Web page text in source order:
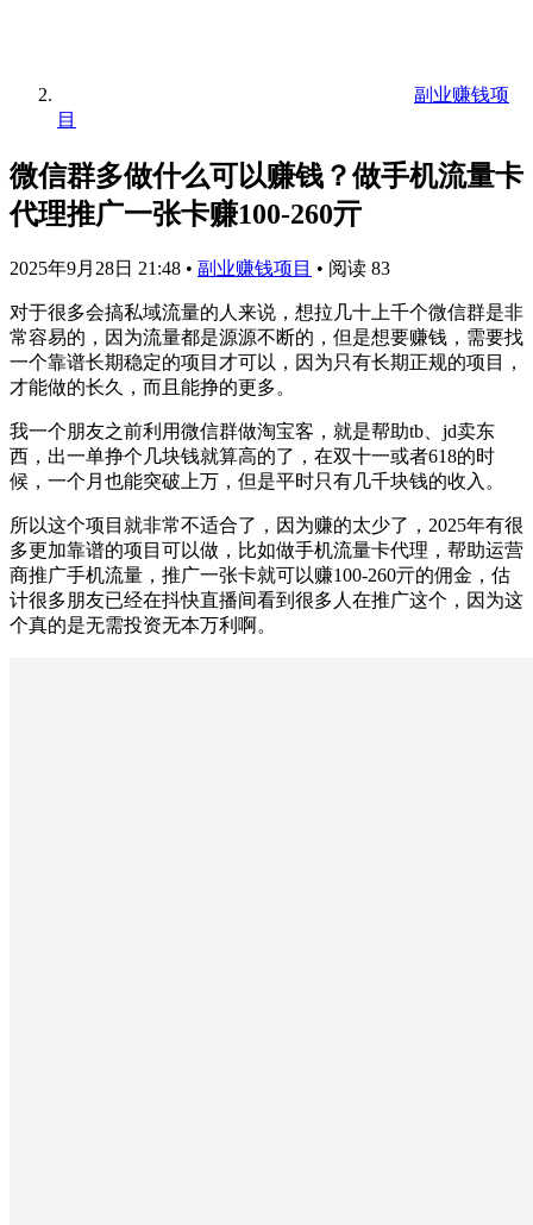
副业赚钱项
目
微信群多做什么可以赚钱？做手机流量卡
代理推广一张卡赚100-260亓
2025年9月28日 21:48 • 副业赚钱项目 • 阅读 83
对于很多会搞私域流量的人来说，想拉几十上千个微信群是非
常容易的，因为流量都是源源不断的，但是想要赚钱，需要找
一个靠谱长期稳定的项目才可以，因为只有长期正规的项目，
才能做的长久，而且能挣的更多。
我一个朋友之前利用微信群做淘宝客，就是帮助tb、jd卖东
西，出一单挣个几块钱就算高的了，在双十一或者618的时
候，一个月也能突破上万，但是平时只有几千块钱的收入。
所以这个项目就非常不适合了，因为赚的太少了，2025年有很
多更加靠谱的项目可以做，比如做手机流量卡代理，帮助运营
商推广手机流量，推广一张卡就可以赚100-260亓的佣金，估
计很多朋友已经在抖快直播间看到很多人在推广这个，因为这
个真的是无需投资无本万利啊。